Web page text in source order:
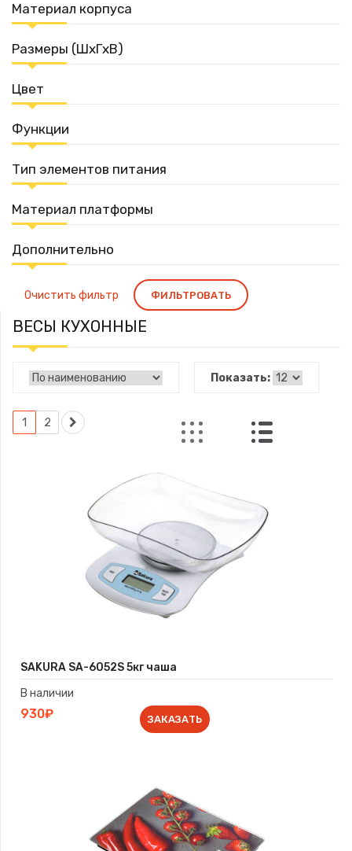
Материал корпуса
Размеры (ШxГxВ)
Цвет
Функции
Тип элементов питания
Материал платформы
Дополнительно
Очистить фильтр ФИЛЬТРОВАТЬ
ВЕСЫ КУХОННЫЕ
Показать:
1 2
SAKURA SA-6052S 5кг чаша
В наличии
930₽ ЗАКАЗАТЬ